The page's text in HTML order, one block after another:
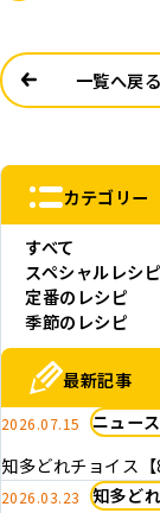
一覧へ戻る
カテゴリー
すべて
スペシャルレシピ
定番のレシピ
季節のレシピ
最新記事
2026.07.15 ニュー
知多どれチョイス
2026.03.23 知多ど